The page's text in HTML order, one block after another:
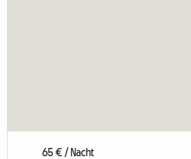
65 € / Nacht